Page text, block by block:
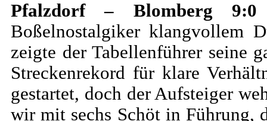
Pfalzdorf – Blomberg
Boßelnostalgiker klangvollem
zeigte der Tabellenführer seine
Streckenrekord für klare
gestartet, doch der Aufsteiger
wir mit sechs Schöt in Führung,